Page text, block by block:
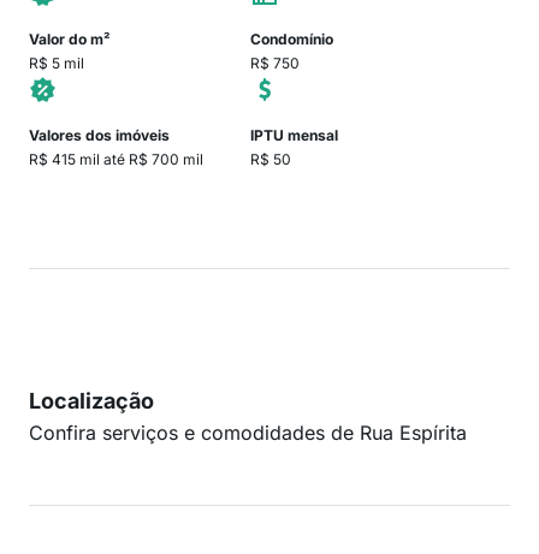
Valor do m²
R$ 5 mil
Condomínio
R$ 750
Valores dos imóveis
R$ 415 mil até R$ 700 mil
IPTU mensal
R$ 50
Localização
Confira serviços e comodidades de Rua Espírita